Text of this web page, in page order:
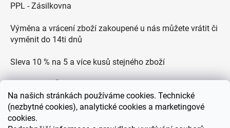
Na našich stránkách používáme cookies. Technické
(nezbytné cookies), analytické cookies a marketingové
cookies.
PPL - Zásilkovna
Výměna a vrácení zboží zakoupené u nás můžete vrátit či
vyměnit do 14ti dnů
Sleva 10 % na 5 a více kusů stejného zboží
Zákaznická podpora každý všední den od 9.00 do 18.00
hodin